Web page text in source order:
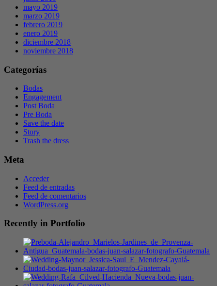
mayo 2019
marzo 2019
febrero 2019
enero 2019
diciembre 2018
noviembre 2018
Categorías
Bodas
Engagement
Post Boda
Pre Boda
Save the date
Story
Trash the dress
Meta
Acceder
Feed de entradas
Feed de comentarios
WordPress.org
Recently in Portfolio